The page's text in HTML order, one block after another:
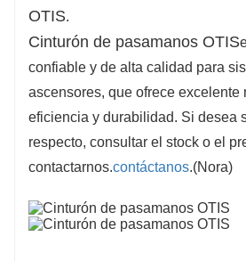
OTIS.
Cinturón de pasamanos OTIS
confiable y de alta calidad para
ascensores, que ofrece excelente
eficiencia y durabilidad. Si desea
respecto, consultar el stock o el
contactarnos.contáctanos.(Nora)